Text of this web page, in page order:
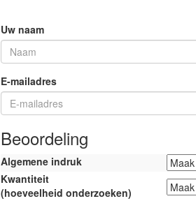
Uw naam
E-mailadres
Beoordeling
Algemene indruk
Kwantiteit
(hoeveelheid onderzoeken)